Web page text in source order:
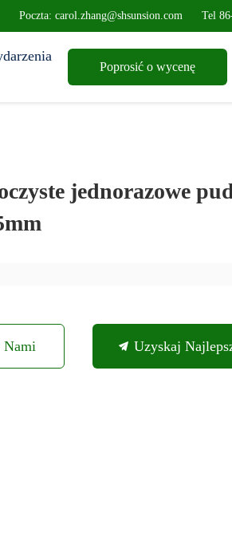
Poczta: carol.zhang@shsunsion.com Tel
Poprosić o wycenę
jednorazowe
Nami Uzyskaj